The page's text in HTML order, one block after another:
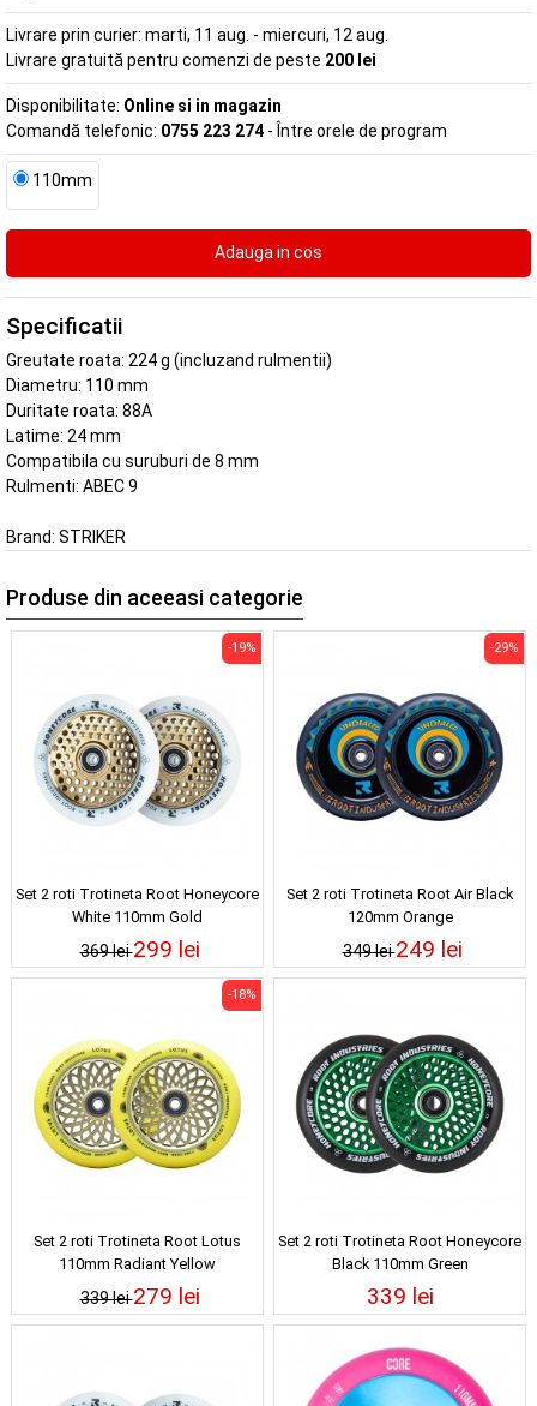
Livrare prin curier: marti, 11 aug. - miercuri, 12 aug.
Livrare gratuită pentru comenzi de peste 200 lei
Disponibilitate: Online si in magazin
Comandă telefonic: 0755 223 274 - Între orele de program
110mm
Specificatii
Greutate roata: 224 g (incluzand rulmentii)
Diametru: 110 mm
Duritate roata: 88A
Latime: 24 mm
Compatibila cu suruburi de 8 mm
Rulmenti: ABEC 9
Brand: STRIKER
Produse din aceeasi categorie
Set 2 roti Trotineta Root Honeycore
White 110mm Gold
369 lei
-19%
299 lei
Set 2 roti Trotineta Root Air Black
120mm Orange
349 lei
-29%
249 lei
Set 2 roti Trotineta Root Lotus
110mm Radiant Yellow
339 lei
-18%
279 lei
Set 2 roti Trotineta Root Honeycore
Black 110mm Green
339 lei